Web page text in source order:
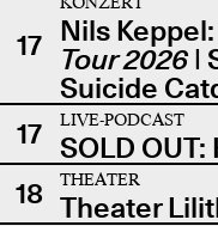
17 Nils Keppel:
Tour 2026|
Suicide
17
LIVE-PODCAST
SOLD
18
THEATER
Theater